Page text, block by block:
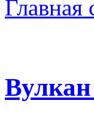
Главная